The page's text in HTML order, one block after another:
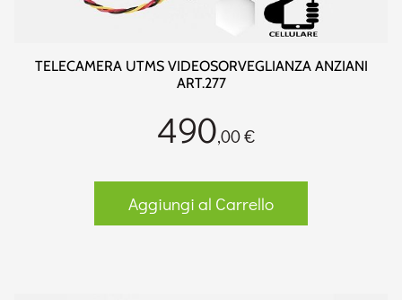
TELECAMERA UTMS VIDEOSORVEGLIANZA ANZIANI
ART.277
490,00 €
Aggiungi al Carrello